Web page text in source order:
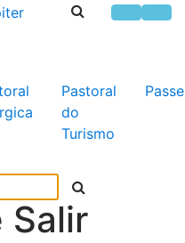
Pastoral
do
Turismo
Salir